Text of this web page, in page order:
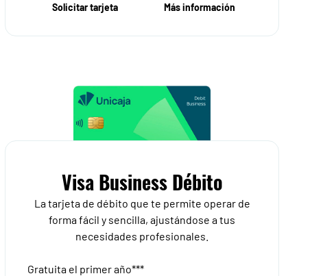
Solicitar tarjeta Más información
Visa Business Débito
La tarjeta de débito que te permite operar de
forma fácil y sencilla, ajustándose a tus
necesidades profesionales.
Gratuita el primer año***